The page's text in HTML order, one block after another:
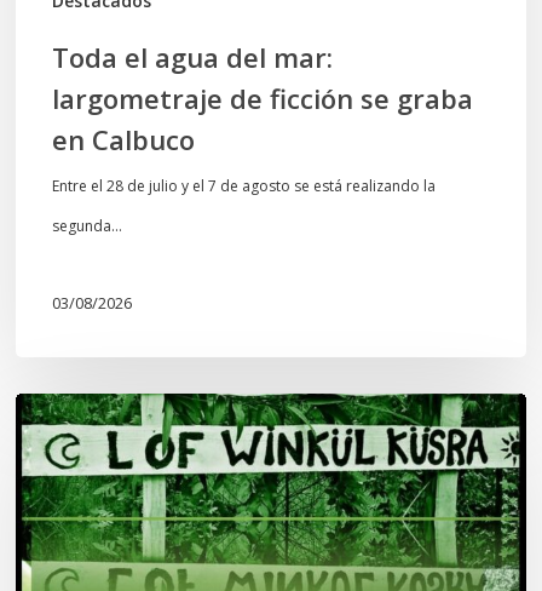
Toda el agua del mar:
largometraje de ficción se graba
en Calbuco
Entre el 28 de julio y el 7 de agosto se está realizando la
segunda…
03/08/2026
Lof
Winkül
Küsra
convoca
a